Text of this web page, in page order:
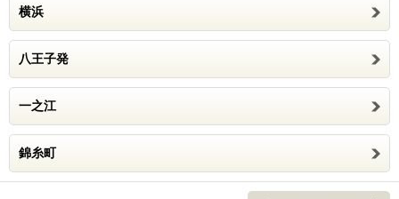
横浜
八王子発
一之江
錦糸町